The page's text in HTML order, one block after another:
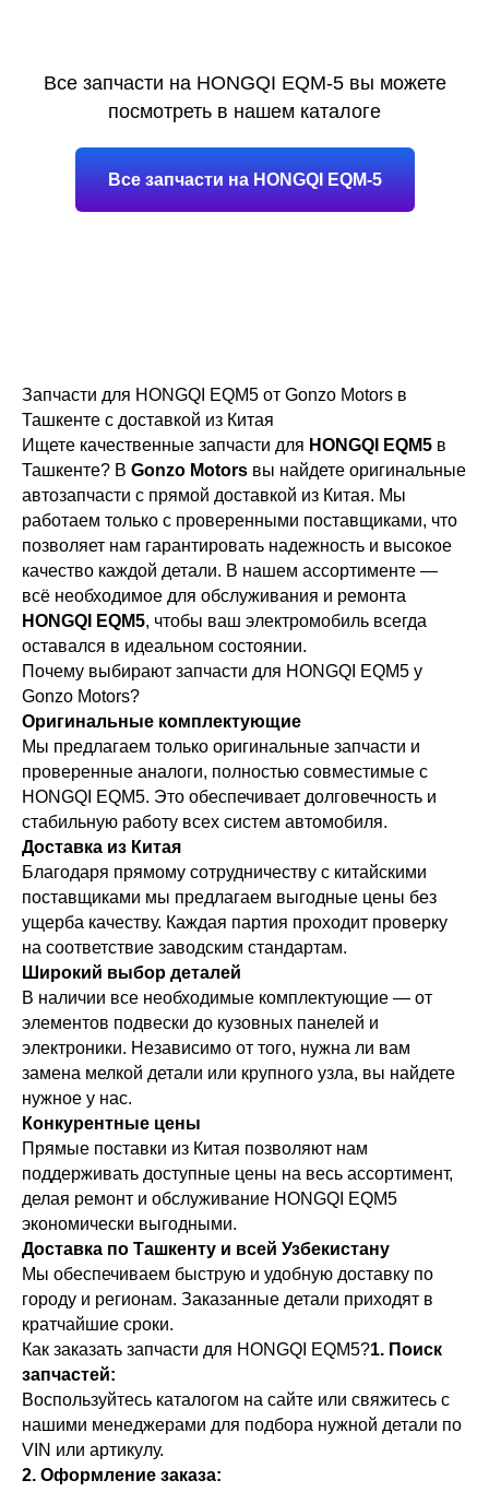
Все запчасти на HONGQI EQM-5 вы можете
посмотреть в нашем каталоге
Все запчасти на HONGQI EQM-5
Запчасти для HONGQI EQM5 от Gonzo Motors в
Ташкенте с доставкой из Китая
Ищете качественные запчасти для HONGQI EQM5 в
Ташкенте? В Gonzo Motors вы найдете оригинальные
автозапчасти с прямой доставкой из Китая. Мы
работаем только с проверенными поставщиками, что
позволяет нам гарантировать надежность и высокое
качество каждой детали. В нашем ассортименте —
всё необходимое для обслуживания и ремонта
HONGQI EQM5, чтобы ваш электромобиль всегда
оставался в идеальном состоянии.
Почему выбирают запчасти для HONGQI EQM5 у
Gonzo Motors?
Оригинальные комплектующие
Мы предлагаем только оригинальные запчасти и
проверенные аналоги, полностью совместимые с
HONGQI EQM5. Это обеспечивает долговечность и
стабильную работу всех систем автомобиля.
Доставка из Китая
Благодаря прямому сотрудничеству с китайскими
поставщиками мы предлагаем выгодные цены без
ущерба качеству. Каждая партия проходит проверку
на соответствие заводским стандартам.
Широкий выбор деталей
В наличии все необходимые комплектующие — от
элементов подвески до кузовных панелей и
электроники. Независимо от того, нужна ли вам
замена мелкой детали или крупного узла, вы найдете
нужное у нас.
Конкурентные цены
Прямые поставки из Китая позволяют нам
поддерживать доступные цены на весь ассортимент,
делая ремонт и обслуживание HONGQI EQM5
экономически выгодными.
Доставка по Ташкенту и всей Узбекистану
Мы обеспечиваем быструю и удобную доставку по
городу и регионам. Заказанные детали приходят в
кратчайшие сроки.
Как заказать запчасти для HONGQI EQM5?1. Поиск
запчастей:
Воспользуйтесь каталогом на сайте или свяжитесь с
нашими менеджерами для подбора нужной детали по
VIN или артикулу.
2. Оформление заказа: